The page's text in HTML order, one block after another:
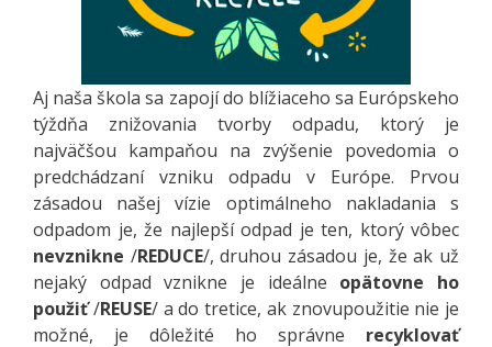
Aj naša škola sa zapojí do blížiaceho sa Európskeho
týždňa znižovania tvorby odpadu, ktorý je
najväčšou kampaňou na zvýšenie povedomia o
predchádzaní vzniku odpadu v Európe. Prvou
zásadou našej vízie optimálneho nakladania s
odpadom je, že najlepší odpad je ten, ktorý vôbec
nevznikne /REDUCE/, druhou zásadou je, že ak už
nejaký odpad vznikne je ideálne opätovne ho
použiť/REUSE/ a do tretice, ak znovupoužitie nie je
možné, je dôležité ho správne recyklovať